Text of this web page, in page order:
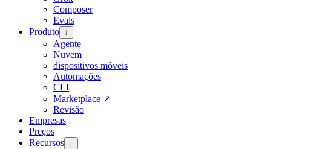
Composer
Evals
Produto ↓
Agente
Nuvem
dispositivos móveis
Automações
CLI
Marketplace ↗
Revisão
Empresas
Preços
Recursos ↓